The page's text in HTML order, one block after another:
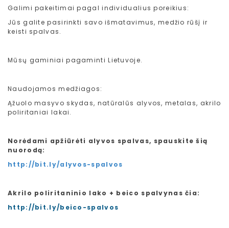
Galimi pakeitimai pagal individualius poreikius:
Jūs galite pasirinkti savo išmatavimus, medžio rūšį ir
keisti spalvas.
Mūsų gaminiai pagaminti Lietuvoje.
Naudojamos medžiagos:
Ąžuolo masyvo skydas, natūralūs alyvos, metalas, akrilo
poliritaniai lakai.
Norėdami apžiūrėti alyvos spalvas, spauskite šią
nuorodą:
http://bit.ly/alyvos-spalvos
Akrilo poliritaninio lako + beico spalvynas čia:
http://bit.ly/beico-spalvos